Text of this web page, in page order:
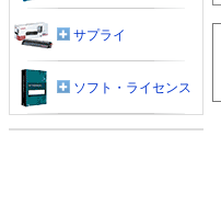
サプライ
ソフト・ライセンス